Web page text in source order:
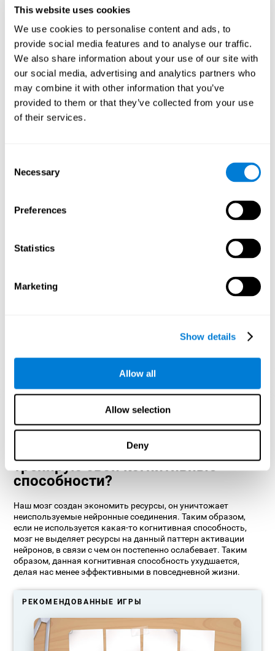
This website uses cookies
We use cookies to personalise content and ads, to
provide social media features and to analyse our traffic.
We also share information about your use of our site with
our social media, advertising and analytics partners who
may combine it with other information that you’ve
provided to them or that they’ve collected from your use
of their services.
Selection
Necessary
Preferences
Statistics
Marketing
Show details
Allow all
Allow selection
Deny
В этой игре пользователям нужно добавлять в кроссворд
первую букву названия объекта, появляющегося на экране
справа. Основная цель этой игры - стимулировать
различные познавательные способности с помощью
увлекательного упражнения.
Как умная игра "Визуальный
кроссворд" помогает улучшить
мои когнитивные способности?
этого паттерна может способствовать созданию новых
синапсов, реорганизации нейронных сетей и
Игра "Визуальный кроссворд" помогает тренировать
стимуляция этих способностей может способствовать
созданию новых синапсов, реорганизации нейронных сетей
1 НЕДЕЛЯ 3 НЕДЕЛЯ
Ориентировочная графическая проекция нейронных сетей
Что происходит, когда я не
тренирую свои когнитивные
способности?
Наш мозг создан экономить ресурсы, он уничтожает
неиспользуемые нейронные соединения. Таким образом,
если не используется какая-то когнитивная способность,
мозг не выделяет ресурсы на данный паттерн активации
нейронов, в связи с чем он постепенно ослабевает. Таким
образом, данная когнитивная способность ухудшается,
делая нас менее эффективными в повседневной жизни.
РЕКОМЕНДОВАННЫЕ ИГРЫ